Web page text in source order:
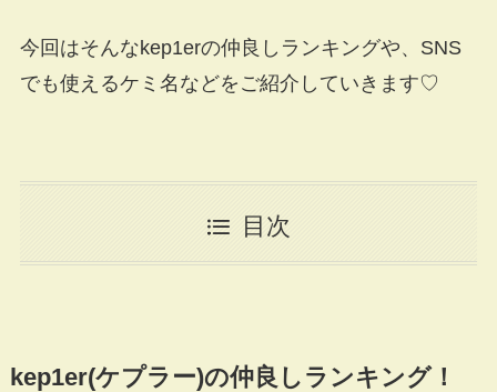
今回はそんなkep1erの仲良しランキングや、SNS
でも使えるケミ名などをご紹介していきます♡
目次
kep1er(ケプラー)の仲良しランキング！